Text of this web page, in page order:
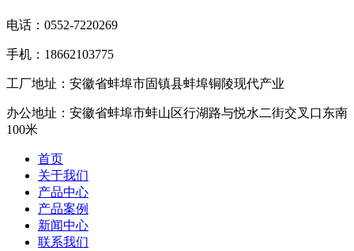
电话：0552-7220269
手机：18662103775
工厂地址：安徽省蚌埠市固镇县蚌埠铜陵现代产业
办公地址：安徽省蚌埠市蚌山区行湖路与悦水二街交叉口东南
100米
首页
关于我们
产品中心
产品案例
新闻中心
联系我们